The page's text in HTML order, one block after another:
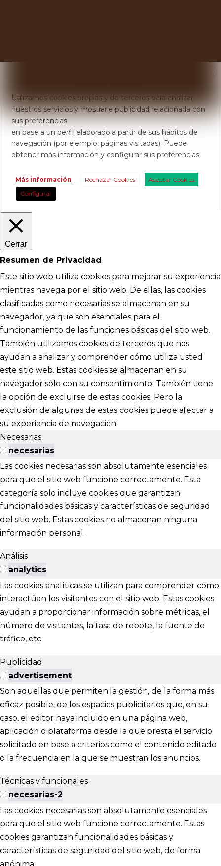
Utilizamos cookies propias y de terceros para analizar
nuestros servicios y mostrarle publicidad relacionada con
sus preferencias
en base a un perfil elaborado a partir de sus hábitos de
navegación (por ejemplo, páginas visitadas). Puede
obtener más información y configurar sus preferencias
Más información Rechazar Cookies
Aceptar Cookies
Configurar
Cerrar
Resumen de Privacidad
Este sitio web utiliza cookies para mejorar su experiencia
mientras navega por el sitio web. De ellas, las cookies
clasificadas como necesarias se almacenan en su
navegador, ya que son esenciales para el
funcionamiento de las funciones básicas del sitio web.
También utilizamos cookies de terceros que nos
ayudan a analizar y comprender cómo utiliza usted
este sitio web. Estas cookies se almacenan en su
navegador sólo con su consentimiento. También tiene
la opción de excluirse de estas cookies. Pero la
exclusión de algunas de estas cookies puede afectar a
su experiencia de navegación.
Necesarias
necesarias
Las cookies necesarias son absolutamente esenciales
para que el sitio web funcione correctamente. Esta
categoría solo incluye cookies que garantizan
funcionalidades básicas y características de seguridad
del sitio web. Estas cookies no almacenan ninguna
información personal.
Análisis
analytics
Las cookies analíticas se utilizan para comprender cómo
interactúan los visitantes con el sitio web. Estas cookies
ayudan a proporcionar información sobre métricas, el
número de visitantes, la tasa de rebote, la fuente de
tráfico, etc.
Publicidad
advertisement
Son aquellas que permiten la gestión, de la forma más
eficaz posible, de los espacios publicitarios que, en su
caso, el editor haya incluido en una página web,
aplicación o plataforma desde la que presta el servicio
solicitado en base a criterios como el contenido editado
o la frecuencia en la que se muestran los anuncios.
Técnicas y funcionales
necesarias-2
Las cookies necesarias son absolutamente esenciales
para que el sitio web funcione correctamente. Estas
cookies garantizan funcionalidades básicas y
características de seguridad del sitio web, de forma
anónima.